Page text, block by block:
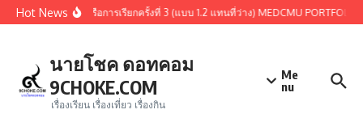
Skip to content
Hot News
คัดเลือกรอบ 1.3 หรือการเรียกครั้งที่ 3 (แบบ 1.2 แทนที่ว่าง) MEDCMU PORTFOLIO
นายโชค ดอทคอม
9CHOKE.COM
เรื่องเรียน เรื่องเที่ยว เรื่องกิน
Me
nu